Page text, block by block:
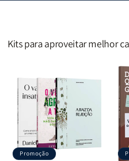
Kits para aproveitar melhor
Promoção